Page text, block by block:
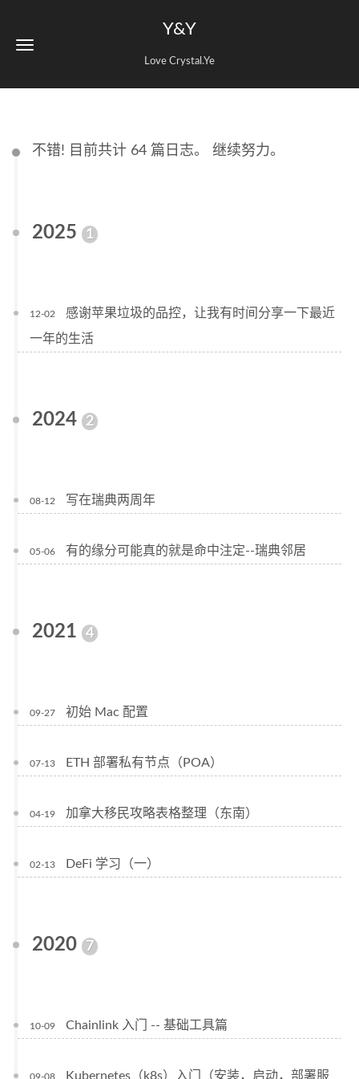
Y&Y
Love Crystal.Ye
不错! 目前共计 64 篇日志。 继续努力。
2025 1
12-02
感谢苹果垃圾的品控，让我有时间分享一下最近
一年的生活
2024 2
08-12 写在瑞典两周年
05-06 有的缘分可能真的就是命中注定--瑞典邻居
2021 4
09-27 初始 Mac 配置
07-13 ETH 部署私有节点（POA）
04-19 加拿大移民攻略表格整理（东南）
02-13 DeFi 学习（一）
2020 7
10-09 Chainlink 入门 -- 基础工具篇
09-08 Kubernetes（k8s）入门（安装，启动，部署服